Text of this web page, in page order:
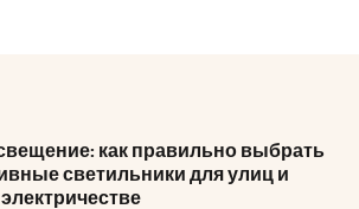
как правильно выбрать
светильники для улиц и